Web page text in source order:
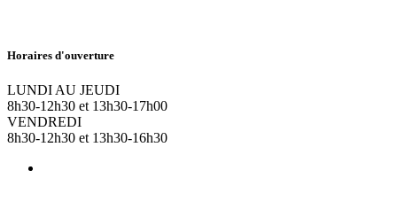
Horaires d'ouverture
LUNDI AU JEUDI
8h30-12h30 et 13h30-17h00
VENDREDI
8h30-12h30 et 13h30-16h30